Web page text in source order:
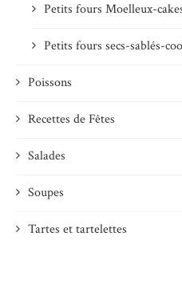
Petits fours Moelleux-
Petits fours secs-sablés-
Poissons
Recettes de Fêtes
Salades
Soupes
Tartes et tartelettes